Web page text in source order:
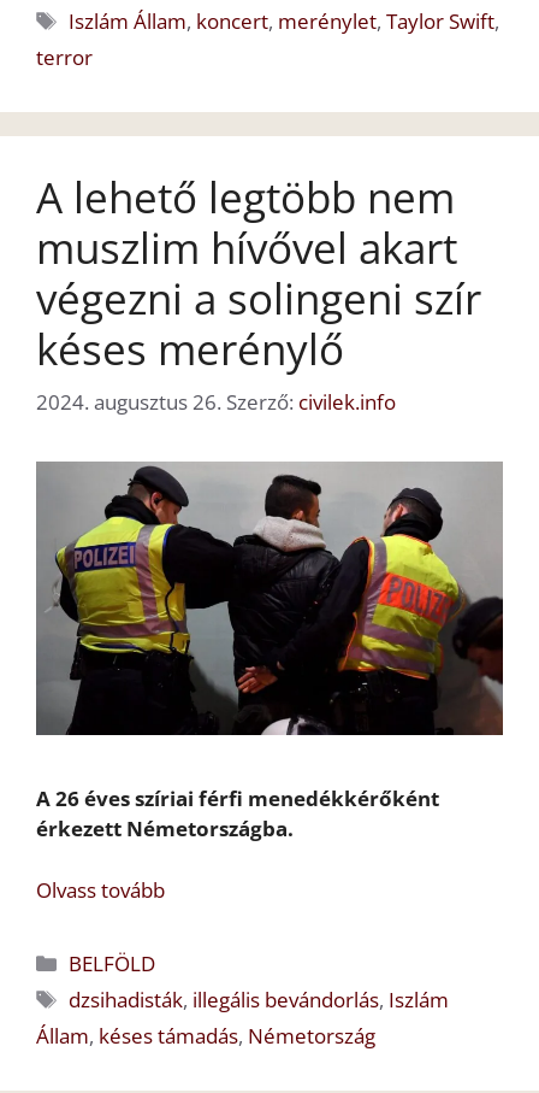
Címkék
Iszlám Állam, koncert, merénylet,Taylor Swift,
terror
A lehető legtöbb nem
muszlim hívővel akart
végezni a solingeni szír
késes merénylő
2024. augusztus 26. Szerző: civilek.info
A 26 éves szíriai férfi menedékkérőként
érkezett Németországba.
Olvass tovább
Kategória
BELFÖLD
Címkék
dzsihadisták, illegális bevándorlás, Iszlám
Állam, késes támadás, Németország